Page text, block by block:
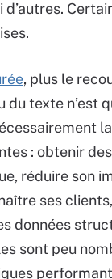
, plus le
du texte
: obtenir
réduire son
ses
données
sont peu